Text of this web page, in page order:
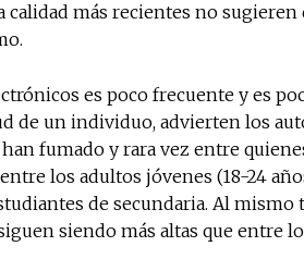
calidad más recientes no sugieren
es poco frecuente y es
de un individuo, advierten los
fumado y rara vez entre
los adultos jóvenes (18-24
de secundaria. Al mismo
siendo más altas que entre